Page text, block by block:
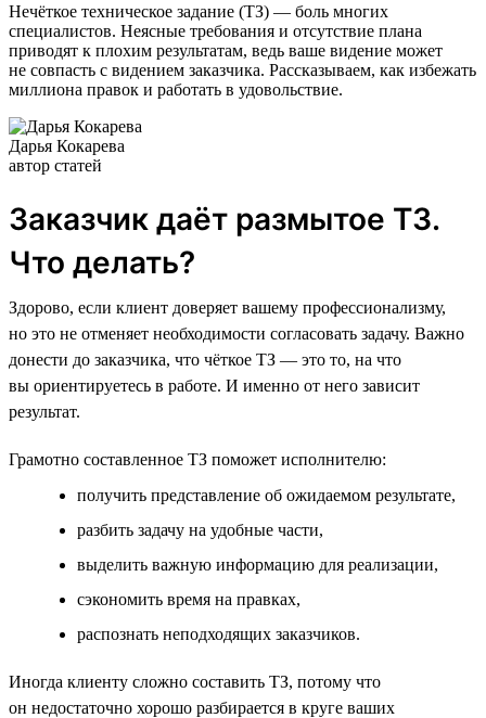
Нечёткое техническое задание (ТЗ) — боль многих
специалистов. Неясные требования и отсутствие плана
приводят к плохим результатам, ведь ваше видение может
не совпасть с видением заказчика. Рассказываем, как избежать
миллиона правок и работать в удовольствие.
Дарья Кокарева
автор статей
Заказчик даёт размытое ТЗ.
Что делать?
Здорово, если клиент доверяет вашему профессионализму,
но это не отменяет необходимости согласовать задачу. Важно
донести до заказчика, что чёткое ТЗ — это то, на что
вы ориентируетесь в работе. И именно от него зависит
результат.
Грамотно составленное ТЗ поможет исполнителю:
получить представление об ожидаемом результате,
разбить задачу на удобные части,
выделить важную информацию для реализации,
сэкономить время на правках,
распознать неподходящих заказчиков.
Иногда клиенту сложно составить ТЗ, потому что
он недостаточно хорошо разбирается в круге ваших